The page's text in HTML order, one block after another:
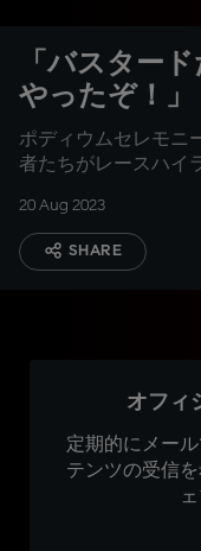
「バスター
やったぞ！」
ポディウムセレモニ
者たちがレースハイ
20 Aug 2023
SHARE
オフィ
定期的にメー
テンツの受信